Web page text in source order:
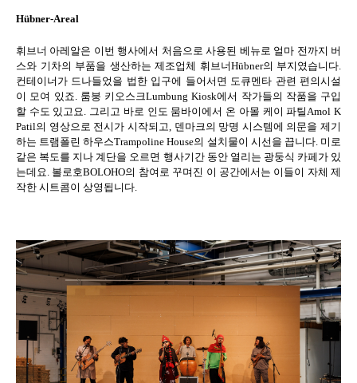
Hübner-Areal
휘브너 아레알은 이번 행사에서 처음으로 사용된 베뉴로 얼마 전까지 버
스와 기차의 부품을 생산하는 제조업체 휘브너Hübner의 부지였습니다
컨테이너가 드나들었을 법한 입구에 들어서면 도큐멘타 관련 편의시설
이 모여 있죠 룸붕 키오스크Lumbung Kiosk에서 작가들의 작품을 구입
할 수도 있고요
그리고 바로 인도 뭄바이에서 온 아몰 케이 파틸 Amol K
Patil의 영상으로 전시가 시작되고
덴마크의 망명 시스템에 의문을 제기
하는 트램폴린 하우스Trampoline House의 설치물이 시선을 끕니다. 미로
같은 복도를 지나 계단을 오르면 행사기간 동안 열리는 광둥식 카페가 있
는데요 볼로호BOLOHO의 참여로 꾸며진 이 공간에서는 이들이 자체 제
작한 시트콤이 상영됩니다